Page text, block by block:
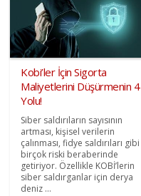
Kobi’ler İçin Sigorta
Maliyetlerini Düşürmenin 4
Yolu!
Siber saldırıların sayısının
artması, kişisel verilerin
çalınması, fidye saldırıları gibi
birçok riski beraberinde
getiriyor. Özellikle KOBİ’lerin
siber saldırganlar için derya
deniz ...